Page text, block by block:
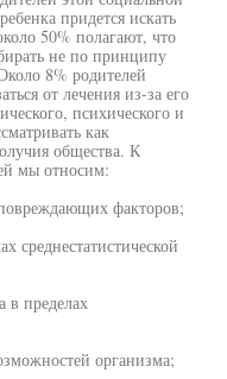
придется искать
50% полагают, что
не по принципу
8% родителей
от лечения из-за его
психического и
как
общества. К
мы относим:
факторов;
среднестатистической
в пределах
организма;